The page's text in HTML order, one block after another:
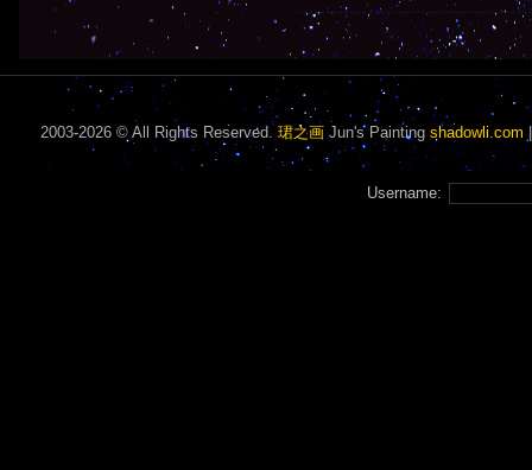
2003-2026 © All Rights Reserved.珺之画 Jun's Painting shadowli.com
Username: